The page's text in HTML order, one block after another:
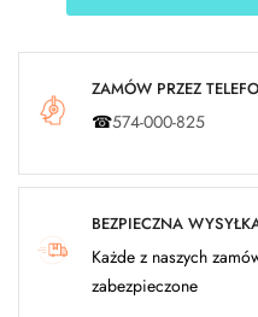
ZAMÓW PRZEZ
☎574-000-825
BEZPIECZNA
Każde z naszych
zabezpieczone